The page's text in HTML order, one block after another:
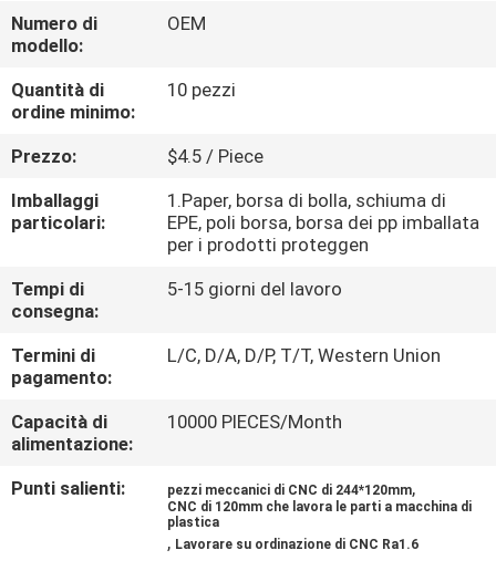
VISITA
ALLA
FABBRICA
CONTROLLO
DELLA
QUALITÀ
CONTATTACI
NOTIZIE
CHIEDI
UN
PREVENTIVO
Numero di
modello:
OEM
Quantità di
ordine minimo:
10 pezzi
Prezzo:
$4.5 / Piece
Imballaggi
particolari:
1.Paper, borsa di bolla, schiuma di
EPE, poli borsa, borsa dei pp imballata
per i prodotti proteggen
Tempi di
consegna:
5-15 giorni del lavoro
Termini di
pagamento:
L/C, D/A, D/P, T/T, Western Union
Capacità di
alimentazione:
10000 PIECES/Month
Punti salienti: pezzi meccanici di CNC di 244*120mm,
CNC di 120mm che lavora le parti a macchina di
plastica
, Lavorare su ordinazione di CNC Ra1.6